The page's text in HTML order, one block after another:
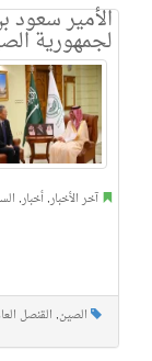
الأمير سعود
لجمهورية
آخر الأخبار, أخبار,
الصين, القنصل